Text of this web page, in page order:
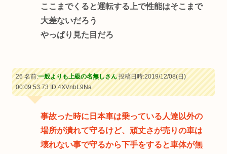
ここまでくると運転する上で性能はそこまで
大差ないだろう
やっぱり見た目だろ
26 名前:一般よりも上級の名無しさん投稿日時:2019/12/08(日)
00:09:53.73ID:4XVnbL9Na
事故った時に日本車は乗っている人達以外の
場所が潰れて守るけど、頑丈さが売りの車は
壊れない事で守るから下手をすると車体が無